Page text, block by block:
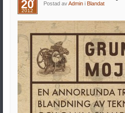
20
2012
Postad avAdmini Blandat